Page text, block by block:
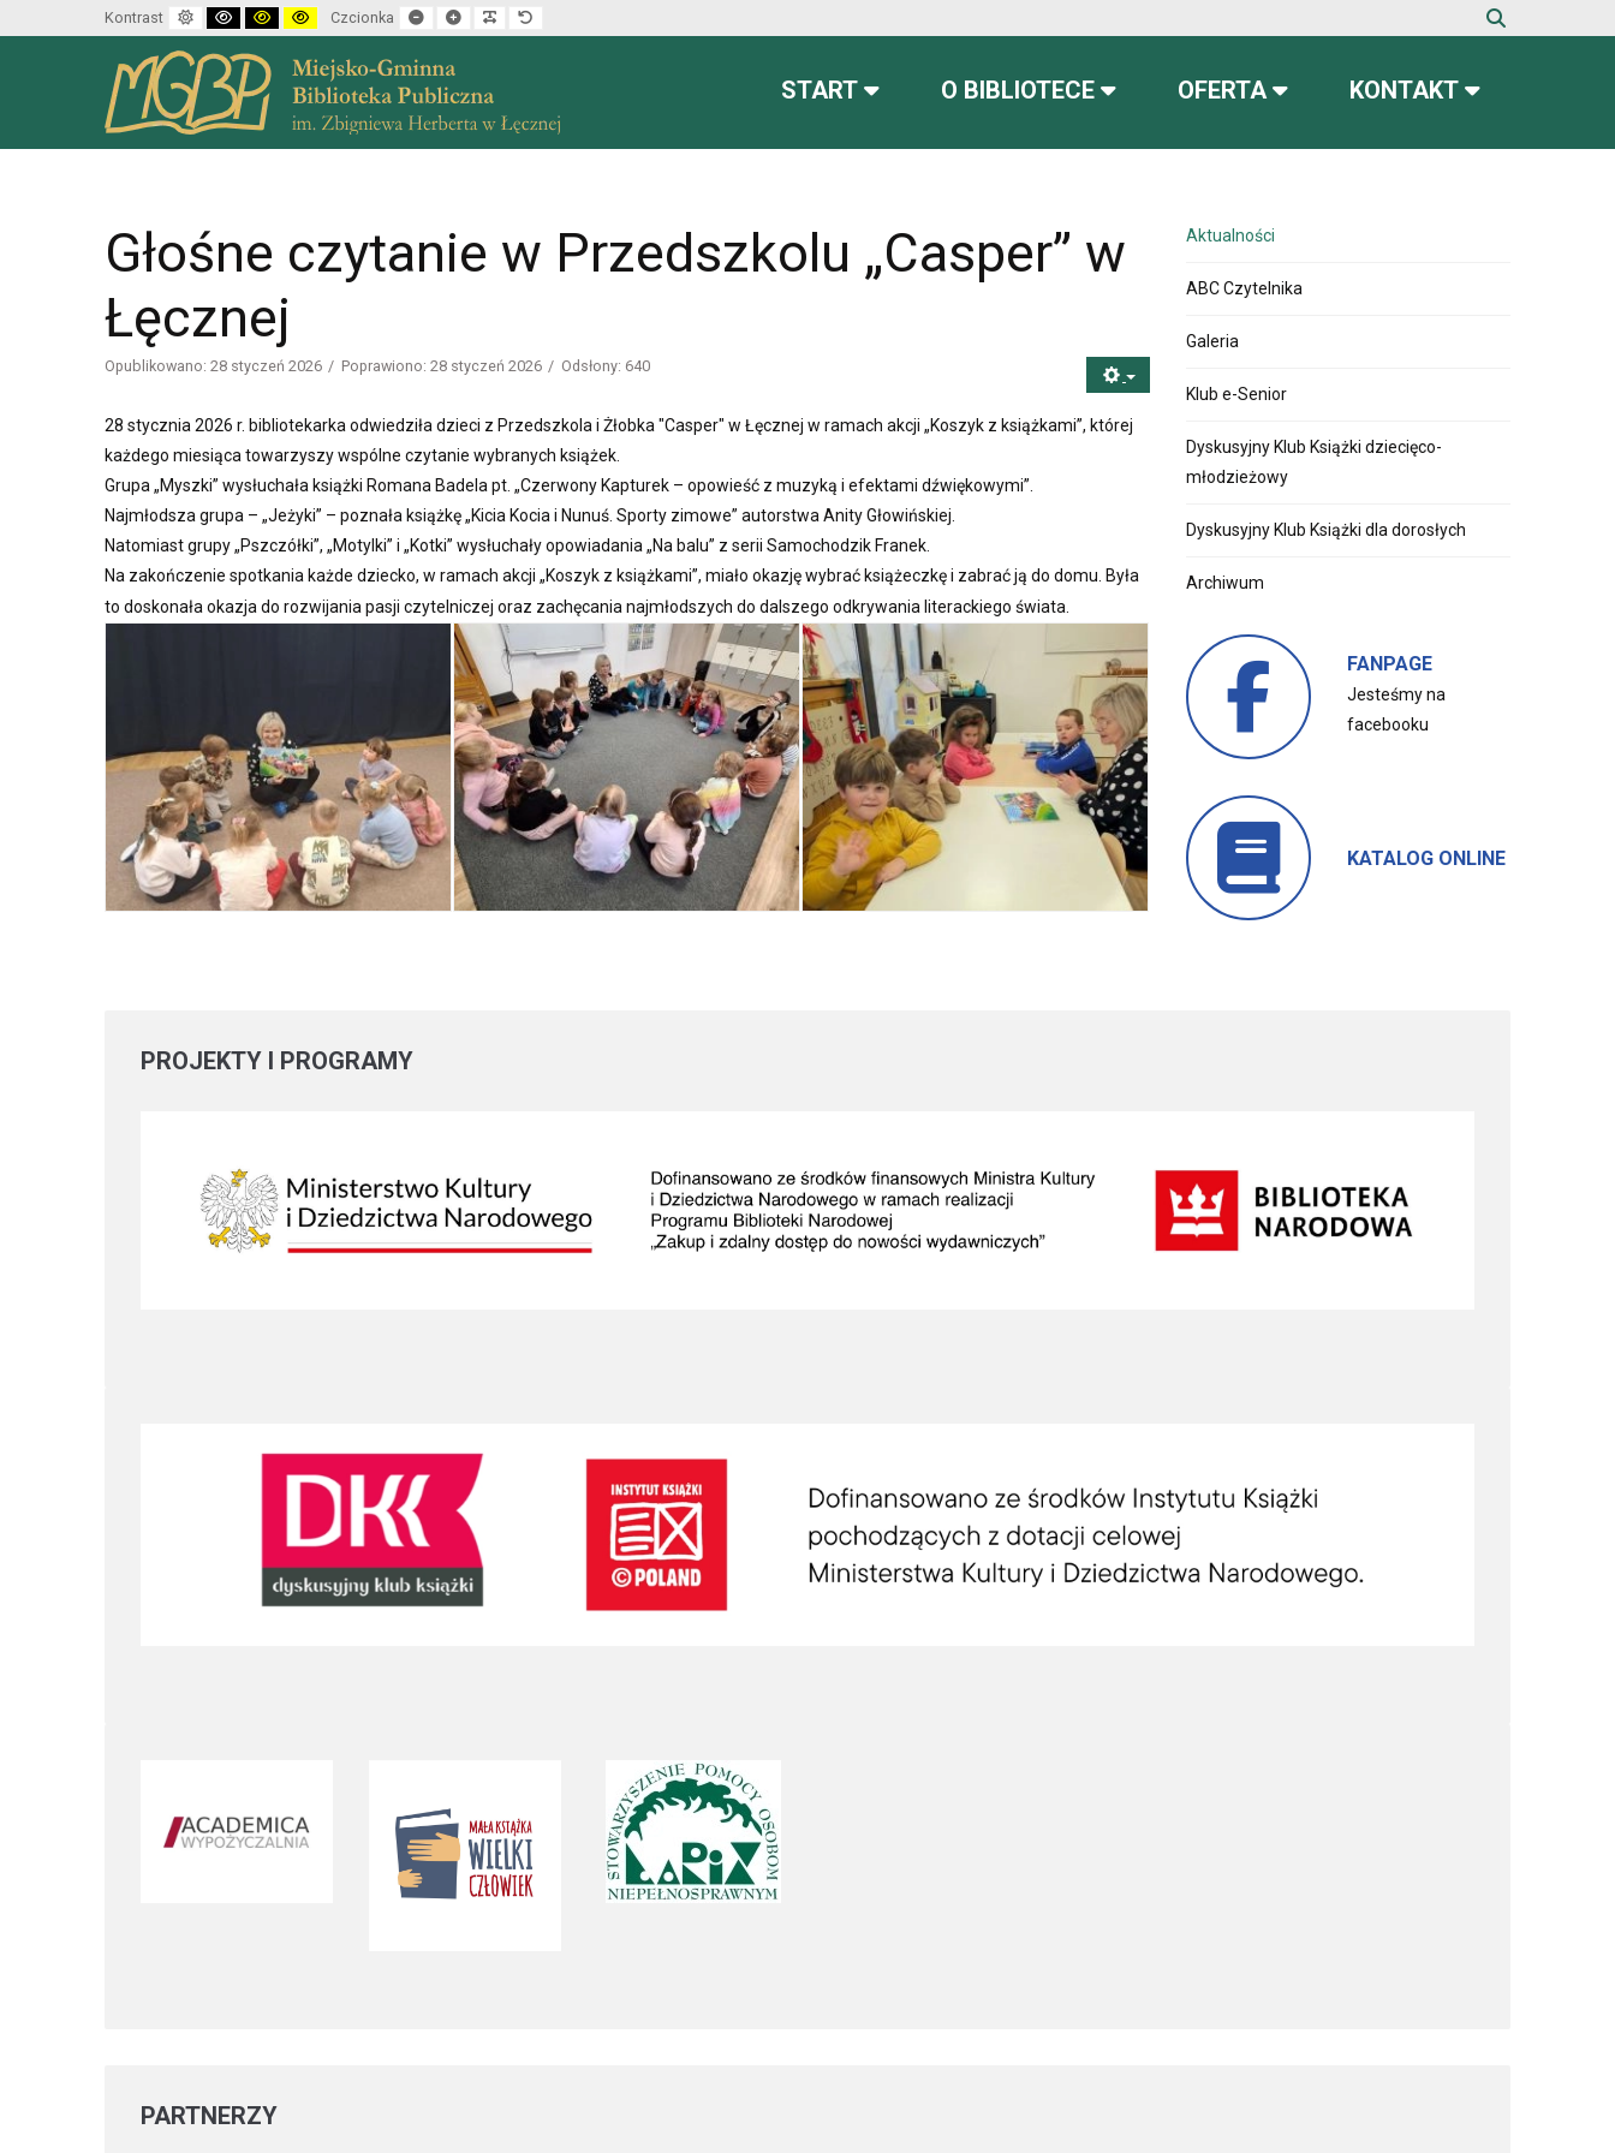
Kontrast Default mode
High contrast black white mode
High contrast black yellow mode
High contrast yellow black mode
Czcionka Set smaller font
Set larger font
Make font more readable
START O BIBLIOTECE OFERTA KONTAKT
Głośne czytanie w Przedszkolu „Casper” w
Łęcznej
Opublikowano: 28 styczeń 2026 Poprawiono: 28 styczeń 2026 Odsłony: 640
28 stycznia 2026 r. bibliotekarka odwiedziła dzieci z Przedszkola i Żłobka "Casper" w Łęcznej w ramach akcji „Koszyk z książkami”, której
każdego miesiąca towarzyszy wspólne czytanie wybranych książek.
Grupa „Myszki” wysłuchała książki Romana Badela pt. „Czerwony Kapturek – opowieść z muzyką i efektami dźwiękowymi”.
Najmłodsza grupa – „Jeżyki” – poznała książkę „Kicia Kocia i Nunuś. Sporty zimowe” autorstwa Anity Głowińskiej.
Natomiast grupy „Pszczółki”, „Motylki” i „Kotki” wysłuchały opowiadania „Na balu” z serii Samochodzik Franek.
Na zakończenie spotkania każde dziecko, w ramach akcji „Koszyk z książkami”, miało okazję wybrać książeczkę i zabrać ją do domu. Była
to doskonała okazja do rozwijania pasji czytelniczej oraz zachęcania najmłodszych do dalszego odkrywania literackiego świata.
Aktualności
ABC Czytelnika
Galeria
Klub e-Senior
Dyskusyjny Klub Książki dziecięco-
młodzieżowy
Dyskusyjny Klub Książki dla dorosłych
Archiwum
FANPAGE
Jesteśmy na
facebooku
KATALOG ONLINE
PROJEKTY I PROGRAMY
PARTNERZY